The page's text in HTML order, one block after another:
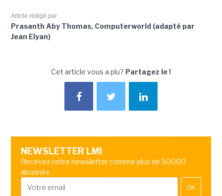
Article rédigé par
Prasanth Aby Thomas, Computerworld (adapté par
Jean Elyan)
Cet article vous a plu? Partagez le !
NEWSLETTER LMI
Recevez notre newsletter comme plus de 50000
abonnés
OK